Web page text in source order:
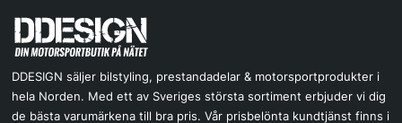
DDESIGN säljer bilstyling, prestandadelar & motorsportprodukter i
hela Norden. Med ett av Sveriges största sortiment erbjuder vi dig
de bästa varumärkena till bra pris. Vår prisbelönta kundtjänst finns i